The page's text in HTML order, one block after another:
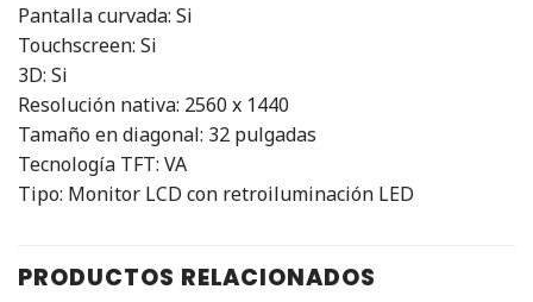
Pantalla curvada: Si
Touchscreen: Si
3D: Si
Resolución nativa: 2560 x 1440
Tamaño en diagonal: 32 pulgadas
Tecnología TFT: VA
Tipo: Monitor LCD con retroiluminación LED
PRODUCTOS RELACIONADOS